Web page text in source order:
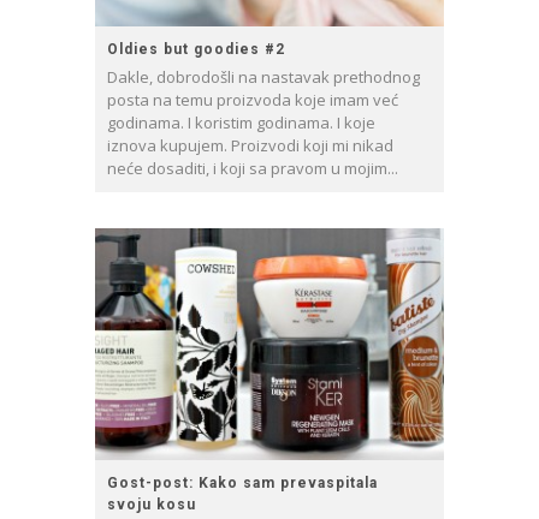
Oldies but goodies #2
Dakle, dobrodošli na nastavak prethodnog
posta na temu proizvoda koje imam već
godinama. I koristim godinama. I koje
iznova kupujem. Proizvodi koji mi nikad
neće dosaditi, i koji sa pravom u mojim...
Gost-post: Kako sam prevaspitala
svoju kosu